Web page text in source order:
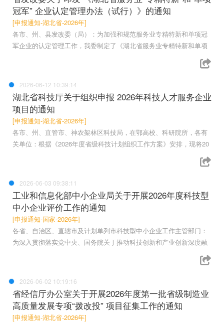
冠军” 企业认定管理办法（试行）》的通知
[申报通知-湖北省-2026年]
各市、州、县发改委（局）：为加强和规范服务业专精特新和单项冠
军企业的认定管理工作，我委制定了《湖北省服务业专精特新和单项
2026-06-12 10:39:14
湖北省科技厅关于组织申报 2026年科技人才服务企业
项目的通知
[申报通知-湖北省-2026年]
各市、州、直管市、神农架林区科技局，在鄂高校、科研院所，各有
关单位：根据《2026年度省级科技计划组织工作方案》安排，现将20
2026-06-03 09:38:11
工业和信息化部中小企业局关于开展2026年度科技型
中小企业评价工作的通知
[申报通知-国家-2026年]
各省、自治区、直辖市及计划单列市科技型中小企业工作主管部门：
为深入贯彻落实党中央、国务院关于推动科技创新和产业创新深度融
2026-06-02 10:19:16
省经信厅办公室关于开展2026年度第一批省级制造业
高质量发展专项“拨改投” 项目征集工作的通知
[申报通知-湖北省-2026年]